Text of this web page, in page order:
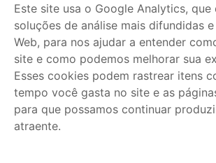
Este site usa o Google Analytics, que
soluções de análise mais difundidas
Web, para nos ajudar a entender
site e como podemos melhorar sua
Esses cookies podem rastrear itens
tempo você gasta no site e as
para que possamos continuar
atraente.